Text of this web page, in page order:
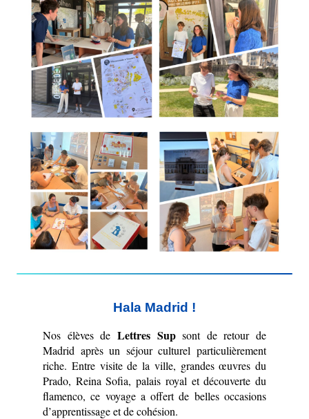
Hala Madrid !
Nos élèves de Lettres Sup sont de retour de
Madrid après un séjour culturel particulièrement
riche. Entre visite de la ville, grandes œuvres du
Prado, Reina Sofia, palais royal et découverte du
flamenco, ce voyage a offert de belles occasions
d’apprentissage et de cohésion.